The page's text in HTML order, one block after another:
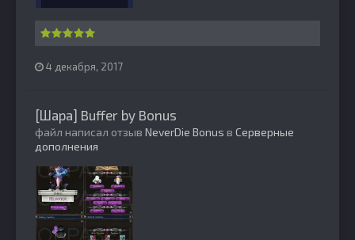
4 декабря, 2017
[Шара] Buffer by Bonus
файл написал отзыв NeverDie Bonus в Серверные
дополнения